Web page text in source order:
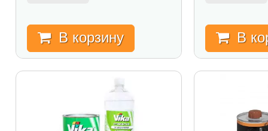
В корзину В